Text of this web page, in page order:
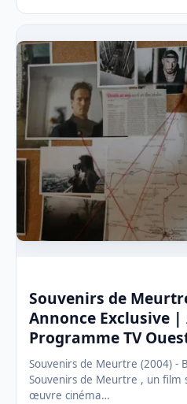
Souvenirs de
Annonce Exclusive |
Programme TV
Souvenirs de Meurtre (2004) -
Souvenirs de Meurtre , un film
œuvre cinéma…